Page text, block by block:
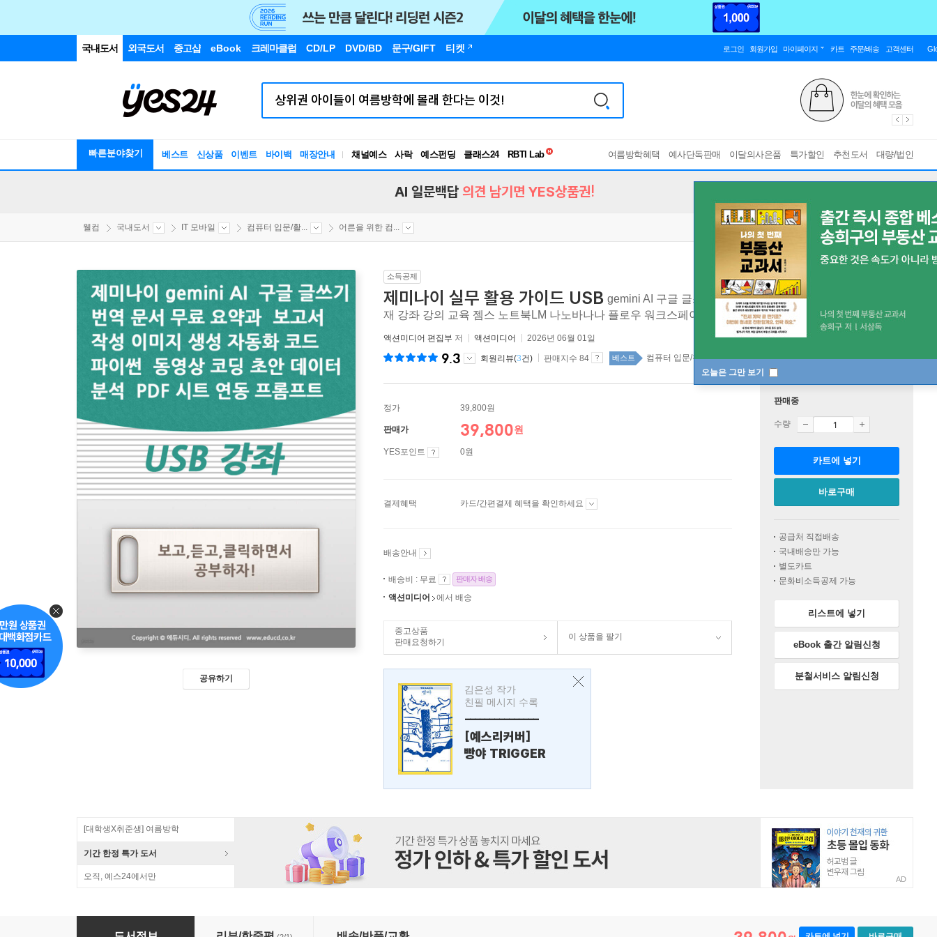
국내도서 외국도서 중고샵 eBook 크레마클럽 CD/LP DVD/BD 문구/GIFT 티켓 로그인 회원가입 마이페이지 카트 주문/배송 고객센터
빠른분야찾기 베스트 신상품 이벤트 바이백 매장안내 채널예스 사락 예스펀딩 클래스24
RBTI Lab
독서유형검사
여름방학혜택 예사단독판매 이달의사은품 특가할인 추천도서 대량/법인
오늘은 그만 보기
AI 일문백답 의견 남기면 YES상품권!
웰컴 국내도서 IT 모바일 컴퓨터 입문/활... 어른을 위한 컴...
공유하기
소득공제
제미나이 실무 활용 가이드 USB gemini AI 구글 글쓰기 이미지 생성형 동영상 코딩 사용법 책 교
재 강좌 강의 교육 젬스 노트북LM 나노바나나 플로우 워크스페이스 업무
액션미디어 편집부 저 액션미디어 2026년 06월 01일
9.3 회원리뷰(3건) 판매지수 84 베스트 컴퓨터 입문/활용 top100 2주
정가 39,800원
판매가 39,800원
YES포인트 0원
결제혜택 카드/간편결제 혜택을 확인하세요
배송안내
배송비 : 무료 판매자 배송
액션미디어 에서 배송
중고상품
판매요청하기
이 상품을 팔기
김은성 작가
친필 메시지 수록
---------------
[예스리커버]
빵야 TRIGGER
판매중
수량
카트에 넣기
바로구매
공급처 직접배송
국내배송만 가능
별도카트
문화비소득공제 가능
리스트에 넣기
eBook 출간 알림신청
분철서비스 알림신청
[대학생X취준생] 여름방학
기간 한정 특가 도서
오직, 예스24에서만 AD
제미나이 실무 활용 가이드 USB